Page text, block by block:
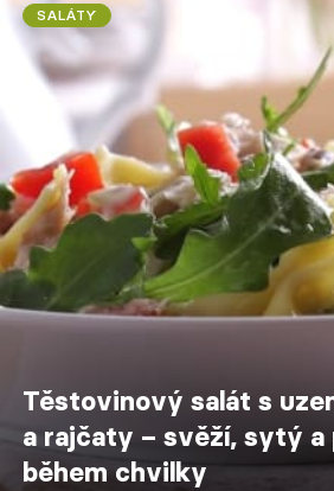
SALÁTY
Těstovinový salát s
a rajčaty – svěží, sytý
během chvilky